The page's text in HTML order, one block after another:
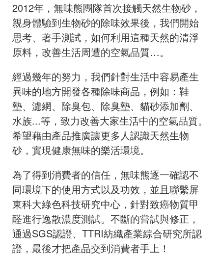
2012年，無味熊團隊首次接觸天然生物砂，
親身體驗到生物砂的除味效果後，我們開始
思考、著手測試，如何利用這種天然的清淨
原料，改善生活周遭的空氣品質…。
經過幾年的努力，我們針對生活中容易產生
異味的地方開發各種除味商品，例如：鞋
墊、濾網、除臭包、除臭墊、貓砂添加劑、
水族...等，致力改善大家生活中的空氣品質。
希望藉由產品推廣讓更多人認識天然生物
砂，實現健康無味的樂活環境。
為了得到消費者的信任，無味熊逐一確認不
同環境下的使用方式以及功效，並且聯繫屏
東科大綠色科技研究中心，針對致癌物質甲
醛進行逸散濃度測試。不斷的嘗試與修正，
通過SGS認證、TTRI紡織產業綜合研究所認
證，最後才把產品交到消費者手上！